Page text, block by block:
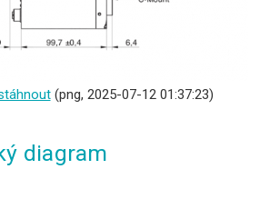
(png, 2025-07-12 01:37:23)
diagram